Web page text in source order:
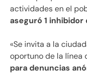
actividades en el
aseguró 1 inhibidor
«Se invita a la
oportuno de la línea
para denuncias